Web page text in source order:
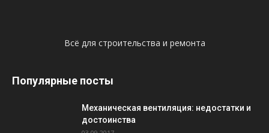
Всё для строительства и ремонта
Популярные посты
Механическая вентиляция: недостатки и
достоинства